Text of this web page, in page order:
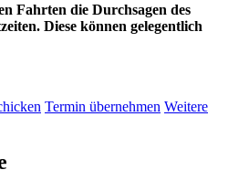
Fahrten die Durchsagen des
Diese können gelegentlich
Termin übernehmen Weitere